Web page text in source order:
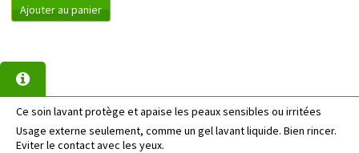
Ajouter au panier
Ce soin lavant protège et apaise les peaux sensibles ou irritées
Usage externe seulement, comme un gel lavant liquide. Bien rincer.
Eviter le contact avec les yeux.